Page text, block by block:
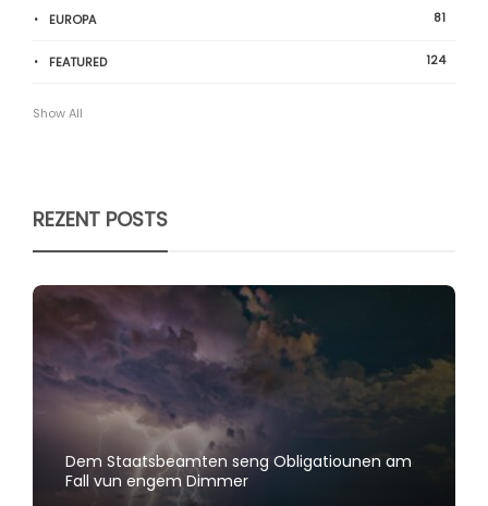
EUROPA 81
FEATURED 124
Show All
REZENT POSTS
Dem Staatsbeamten seng Obligatiounen am
Fall vun engem Dimmer